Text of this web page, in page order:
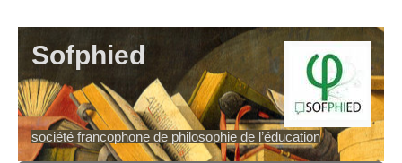
Sofphied
société francophone de philosophie de l’éducation